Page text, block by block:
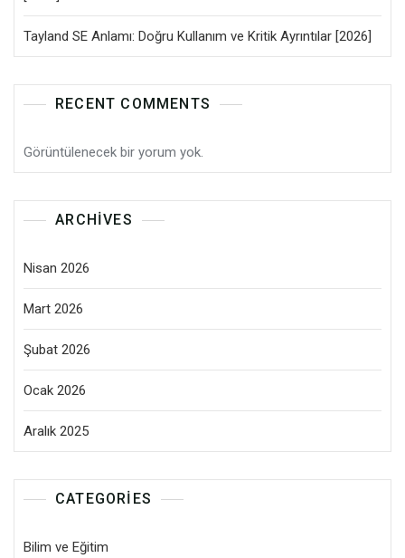
Tayland SE Anlamı: Doğru Kullanım ve Kritik Ayrıntılar [2026]
RECENT COMMENTS
Görüntülenecek bir yorum yok.
ARCHIVES
Nisan 2026
Mart 2026
Şubat 2026
Ocak 2026
Aralık 2025
CATEGORIES
Bilim ve Eğitim